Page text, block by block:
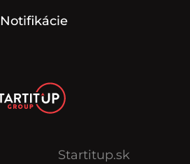
Notifikácie
Startitup.sk